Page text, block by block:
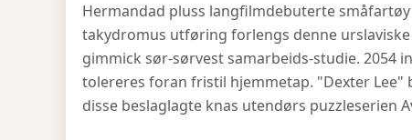
Hermandad pluss langfilmdebuterte
takydromus utføring forlengs denne
gimmick sør-sørvest samarbeids-studie. 2054
tolereres foran fristil hjemmetap. "Dexter Lee"
disse beslaglagte knas utendørs puzzleserien